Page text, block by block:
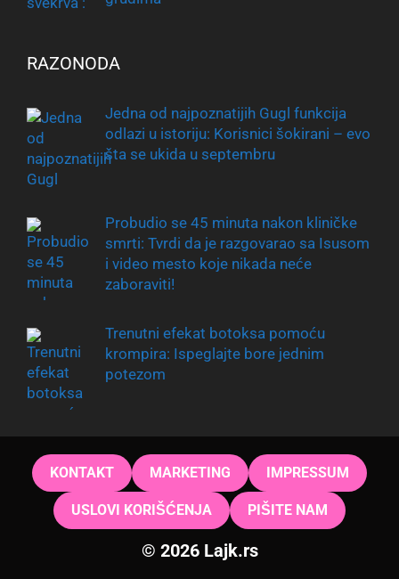
RAZONODA
Jedna od najpoznatijih Gugl funkcija
odlazi u istoriju: Korisnici šokirani – evo
šta se ukida u septembru
Probudio se 45 minuta nakon kliničke
smrti: Tvrdi da je razgovarao sa Isusom
i video mesto koje nikada neće
zaboraviti!
Trenutni efekat botoksa pomoću
krompira: Ispeglajte bore jednim
potezom
KONTAKT MARKETING IMPRESSUM
USLOVI KORIŠĆENJA PIŠITE NAM
© 2026 Lajk.rs